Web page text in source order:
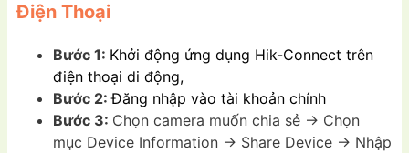
Điện Thoại
Bước 1: Khởi động ứng dụng Hik-Connect trên
điện thoại di động,
Bước 2:Đăng nhập vào tài khoản chính
Bước 3: Chọn camera muốn chia sẻ -> Chọn
mục Device Information -> Share Device -> Nhập